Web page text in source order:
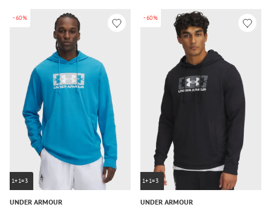
-60%
1+1=3
UNDER ARMOUR
-60%
1+1=3
UNDER ARMOUR